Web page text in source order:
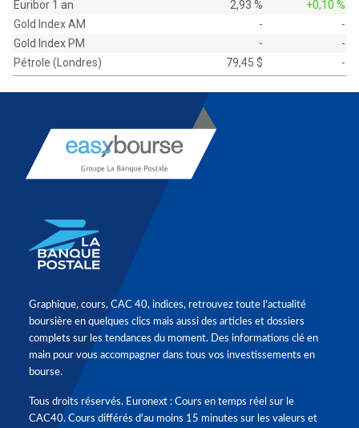
Euribor 1 an 2,93 %
+0,10 %
Gold Index AM
-
-
Gold Index PM
-
-
Pétrole (Londres)
79,45 $ -
Graphique, cours, CAC 40, indices, retrouvez toute l'actualité
boursière en quelques clics mais aussi des articles et dossiers
complets sur les tendances du moment. Des informations clé en
main pour vous accompagner dans tous vos investissements en
bourse.
Tous droits réservés. Euronext : Cours en temps réel sur le
CAC40. Cours différés d'au moins 15 minutes sur les valeurs et